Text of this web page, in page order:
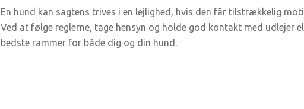
En hund kan sagtens trives i en lejlighed, hvis den får tilstrækkelig
Ved at følge reglerne, tage hensyn og holde god kontakt med udlejer
bedste rammer for både dig og din hund.